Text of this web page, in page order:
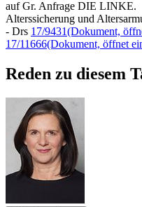
auf Gr. Anfrage DIE LINKE.
Alterssicherung und
- Drs 17/9431(Dokument,
17/11666(Dokument, öffnet
Reden zu diesem